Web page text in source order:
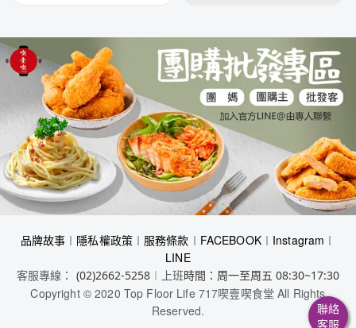
品牌故事 ︱ 隱私權政策︱ 服務條款 ︱ FACEBOOK︱ Instagram ︱
LINE
客服專線： (02)2662-5258︱上班時間：周一至周五 08:30~17:30
Copyright © 2020 Top Floor Life 717喫壹喫食堂 All Rights
Reserved.
聯絡
客服